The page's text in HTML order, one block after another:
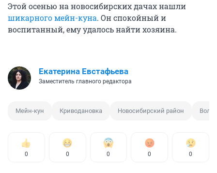
Этой осенью на новосибирских дачах нашли
шикарного мейн-куна. Он спокойный и
воспитанный, ему удалось найти хозяина.
Екатерина Евстафьева
Заместитель главного редактора
Мейн-кун Криводановка Новосибирский район
0 0 0 0 0